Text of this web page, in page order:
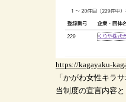
https://kagayaku-
「かがわ女性キラ
当制度の宣言内容